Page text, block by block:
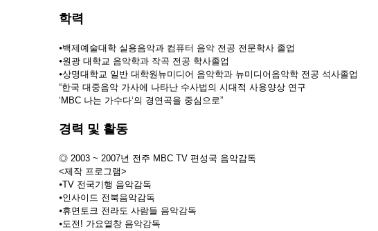
학력
⦁백제예술대학 실용음악과 컴퓨터 음악 전공 전문학사 졸업
⦁원광 대학교 음악학과 작곡 전공 학사졸업
⦁상명대학교 일반 대학원뉴미디어 음악학과 뉴미디어음악학 전공 석사졸업
“한국 대중음악 가사에 나타난 수사법의 시대적 사용양상 연구
‘MBC 나는 가수다‘의 경연곡을 중심으로”
경력 및 활동
◎ 2003 ~ 2007년 전주 MBC TV 편성국 음악감독
<제작 프로그램>
⦁TV 전국기행 음악감독
⦁인사이드 전북음악감독
⦁휴면토크 전라도 사람들 음악감독
⦁도전! 가요열창 음악감독